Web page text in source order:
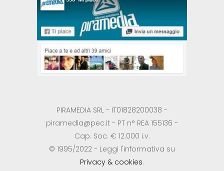
PIRAMEDIA SRL - IT01828200038 -
piramedia@pec.it - PT n° REA 155136 -
Cap. Soc. € 12.000 i.v.
© 1995/2022 - Leggi l'informativa su
Privacy & cookies.